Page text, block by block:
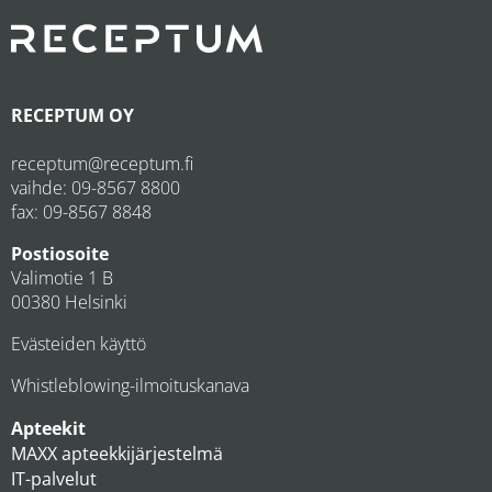
RECEPTUM OY
receptum@receptum.fi
vaihde: 09-8567 8800
fax: 09-8567 8848
Postiosoite
Valimotie 1 B
00380 Helsinki
Evästeiden käyttö
Whistleblowing-ilmoituskanava
Apteekit
MAXX apteekkijärjestelmä
IT-palvelut